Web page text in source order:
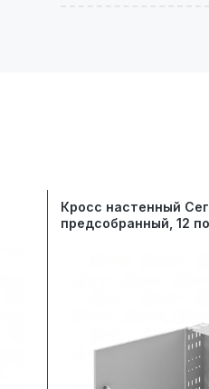
Кросс настенный
предсобранный, 12